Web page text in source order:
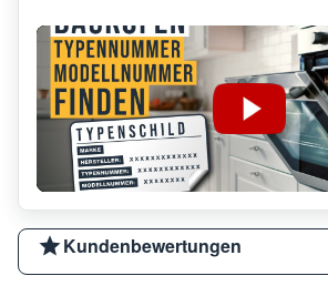
Kundenbewertungen